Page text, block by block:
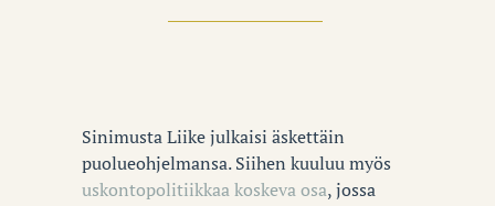
Sinimusta Liike julkaisi äskettäin
puolueohjelmansa.Siihen kuuluu myös
uskontopolitiikkaa koskeva osa, jossa